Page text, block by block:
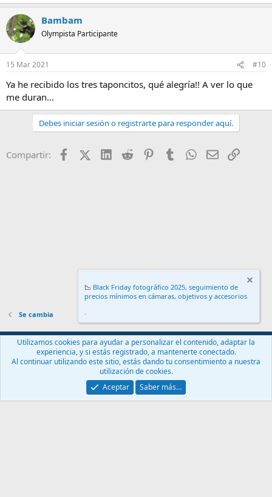
Bambam
Olympista Participante
15 Mar 2021 #10
Ya he recibido los tres taponcitos, qué alegría!! A ver lo que
me duran...
Debes iniciar sesión o registrarte para responder aquí.
Compartir: FacebookX (Twitter)
LinkedIn
Reddit PinterestTumblr WhatsApp
EmailEnlace
Se cambia
Español (ES)
Contáctanos
Términos y reglas Política de privacidad
Ayuda
Community platform by XenForo® © 2010-2024 XenForo Ltd.
📉 Black Friday fotográfico 2025, seguimiento de
precios mínimos en cámaras, objetivos y accesorios
.
Utilizamos cookies para ayudar a personalizar el contenido, adaptar la
experiencia, y si estás registrado, a mantenerte conectado.
Al continuar utilizando este sitio, estás dando tu consentimiento a nuestra
utilización de cookies.
Aceptar
Saber más…